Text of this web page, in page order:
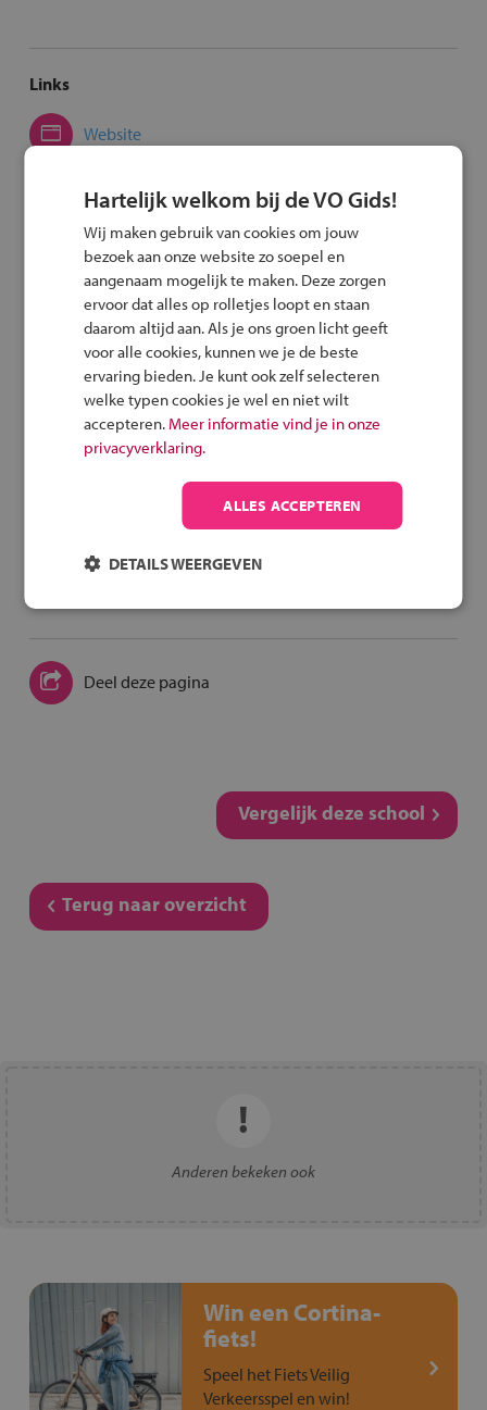
Links
Website
Voor meer informatie over Emmacollege
Stuur een e-mail
Met de fiets of het OV
Route per fiets
Route met het OV
spel
Deel deze pagina
Vergelijk deze school
Terug naar overzicht
Anderen bekeken ook
Win een Cortina-
fiets!
Speel het Fiets Veilig
Verkeersspel en win!
Hartelijk welkom bij de VO Gids!
Wij maken gebruik van cookies om jouw
bezoek aan onze website zo soepel en
aangenaam mogelijk te maken. Deze zorgen
ervoor dat alles op rolletjes loopt en staan
daarom altijd aan. Als je ons groen licht geeft
voor alle cookies, kunnen we je de beste
ervaring bieden. Je kunt ook zelf selecteren
welke typen cookies je wel en niet wilt
accepteren. Meer informatie vind je in onze
privacyverklaring.
ALLES ACCEPTEREN
DETAILS WEERGEVEN